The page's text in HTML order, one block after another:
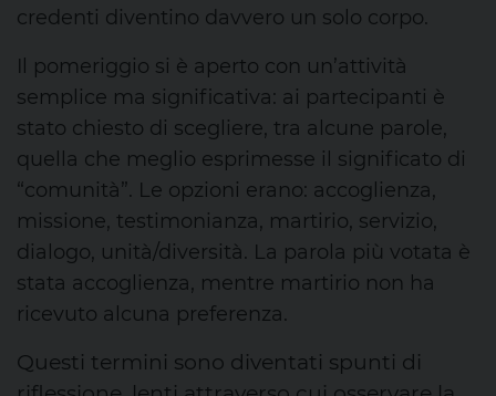
credenti diventino davvero un solo corpo.
Il pomeriggio si è aperto con un’attività
semplice ma significativa: ai partecipanti è
stato chiesto di scegliere, tra alcune parole,
quella che meglio esprimesse il significato di
“comunità”. Le opzioni erano: accoglienza,
missione, testimonianza, martirio, servizio,
dialogo, unità/diversità. La parola più votata è
stata accoglienza, mentre martirio non ha
ricevuto alcuna preferenza.
Questi termini sono diventati spunti di